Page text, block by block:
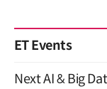
ET Events